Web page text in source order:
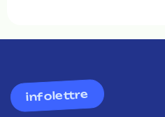
infolettre